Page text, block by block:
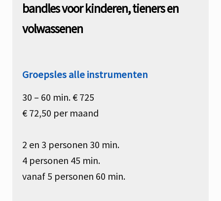
bandles voor kinderen, tieners en
volwassenen
Groepsles alle instrumenten
30 – 60 min. € 725
€ 72,50 per maand
2 en 3 personen 30 min.
4 personen 45 min.
vanaf 5 personen 60 min.